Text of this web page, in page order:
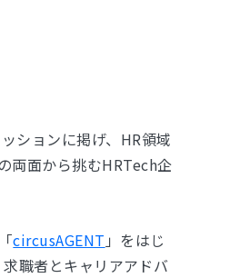
ションに掲げ、HR領域
両面から挑むHRTech企
circusAGENT 」をはじ
職者とキャリアアドバ